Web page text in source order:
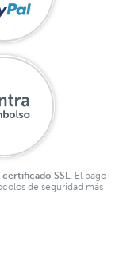
SSL. El pago
de seguridad más